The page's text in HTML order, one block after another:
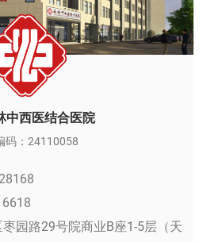
中西医结合医院
码：24110058
园路29号院商业B座1-5层（天